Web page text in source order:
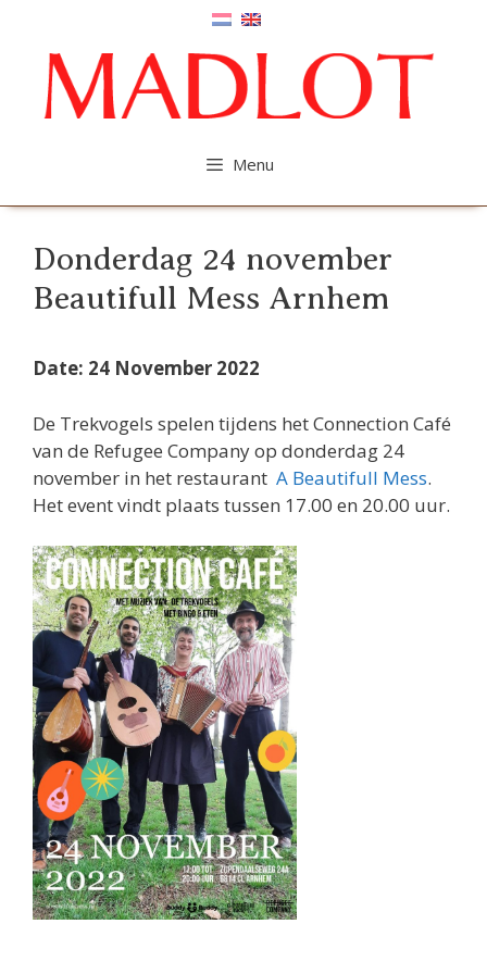
content
Menu
Donderdag 24 november
Beautifull Mess Arnhem
Date: 24 November 2022
De Trekvogels spelen tijdens het Connection Café
van de Refugee Company op donderdag 24
november in het restaurant A Beautifull Mess.
Het event vindt plaats tussen 17.00 en 20.00 uur.